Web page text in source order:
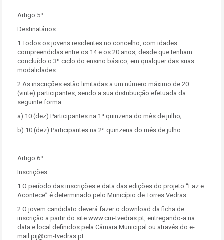
Artigo 5º
Destinatários
1.Todos os jovens residentes no concelho, com idades
compreendidas entre os 14 e os 20 anos, desde que tenham
concluído o 3º ciclo do ensino básico, em qualquer das suas
modalidades.
2.As inscrições estão limitadas a um número máximo de 20
(vinte) participantes, sendo a sua distribuição efetuada da
seguinte forma:
a) 10 (dez) Participantes na 1ª quinzena do mês de julho;
b) 10 (dez) Participantes na 2ª quinzena do mês de julho.
Artigo 6º
Inscrições
1.O período das inscrições e data das edições do projeto “Faz e
Acontece” é determinado pelo Município de Torres Vedras.
2.O jovem candidato deverá fazer o download da ficha de
inscrição a partir do site www.cm-tvedras.pt, entregando-a na
data e local definidos pela Câmara Municipal ou através do e-
mail pij@cm-tvedras.pt.